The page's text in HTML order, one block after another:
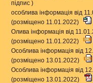
підпис )
особлива інформація від
(розміщено 11.01.2022)
Олива інформація від
(розміщено 11.01.2022)
Особлива інформація від
(розміщено 13.01.2022)
Особлива інформація від
(розміщено 13.01.2022)